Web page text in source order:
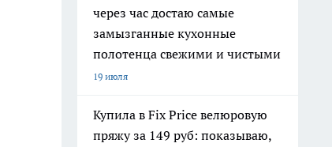
через час достаю самые
замызганные кухонные
полотенца свежими и чистыми
19 июля
Купила в Fix Price велюровую
пряжу за 149 руб: показываю,